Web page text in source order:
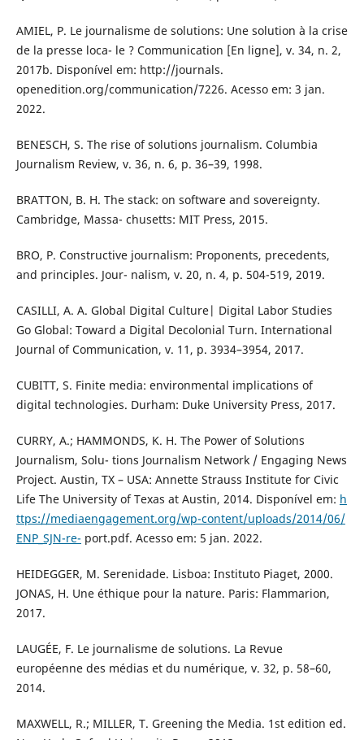
AMIEL, P. Le journalisme de solutions: Une solution à la crise
de la presse loca- le ? Communication [En ligne], v. 34, n. 2,
2017b. Disponível em: http://journals.
openedition.org/communication/7226. Acesso em: 3 jan.
2022.
BENESCH, S. The rise of solutions journalism. Columbia
Journalism Review, v. 36, n. 6, p. 36–39, 1998.
BRATTON, B. H. The stack: on software and sovereignty.
Cambridge, Massa- chusetts: MIT Press, 2015.
BRO, P. Constructive journalism: Proponents, precedents,
and principles. Jour- nalism, v. 20, n. 4, p. 504-519, 2019.
CASILLI, A. A. Global Digital Culture| Digital Labor Studies
Go Global: Toward a Digital Decolonial Turn. International
Journal of Communication, v. 11, p. 3934–3954, 2017.
CUBITT, S. Finite media: environmental implications of
digital technologies. Durham: Duke University Press, 2017.
CURRY, A.; HAMMONDS, K. H. The Power of Solutions
Journalism, Solu- tions Journalism Network / Engaging News
Project. Austin, TX – USA: Annette Strauss Institute for Civic
Life The University of Texas at Austin, 2014. Disponível em: h
ttps://mediaengagement.org/wp-content/uploads/2014/06/
ENP_SJN-re- port.pdf. Acesso em: 5 jan. 2022.
HEIDEGGER, M. Serenidade. Lisboa: Instituto Piaget, 2000.
JONAS, H. Une éthique pour la nature. Paris: Flammarion,
2017.
LAUGÉE, F. Le journalisme de solutions. La Revue
européenne des médias et du numérique, v. 32, p. 58–60,
2014.
MAXWELL, R.; MILLER, T. Greening the Media. 1st edition ed.